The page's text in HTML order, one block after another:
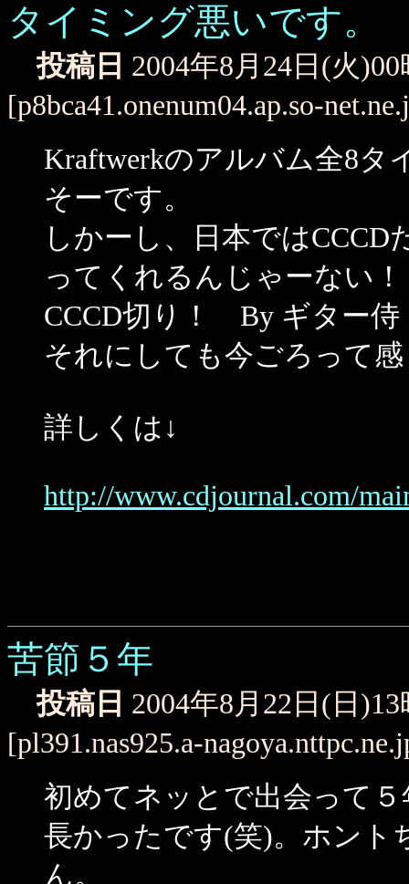
タイミング悪いです。
投稿日 2004年8月24日(火
[p8bca41.onenum04.ap.so-
Kraftwerkのアルバム全8タ
そーです。
しかーし、日本では
ってくれるんじゃーない！
CCCD切り！ By ギター侍
それにしても今ごろって
詳しくは↓
http://www.cdjournal.com/
苦節５年
投稿日 2004年8月22日(日
[pl391.nas925.a-
初めてネッとで出会って
長かったです(笑)。ホント
ん。